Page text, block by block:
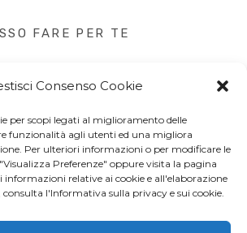
Consenso Cookie
per scopi legati al miglioramento delle
funzionalità agli utenti ed una migliora
Per ulteriori informazioni o per modificare le
Preferenze" oppure visita la pagina
informazioni relative ai cookie e all'elaborazione
l'Informativa sulla privacy e sui cookie.
FARE PER TE